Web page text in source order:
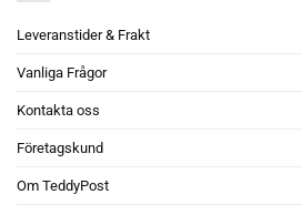
Leveranstider & Frakt
Vanliga Frågor
Kontakta oss
Företagskund
Om TeddyPost